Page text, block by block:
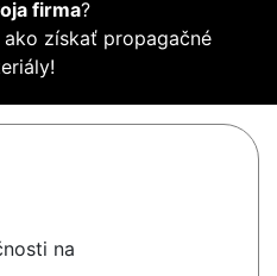
firma?
ako získať propagačné
na